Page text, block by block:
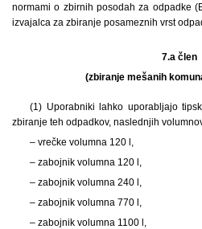
normami o zbirnih posodah za odpadke
izvajalca za zbiranje posameznih vrst
7.a člen
(zbiranje mešanih
(1) Uporabniki lahko uporabljajo
zbiranje teh odpadkov, naslednjih
– vrečke volumna 120 l,
– zabojnik volumna 120 l,
– zabojnik volumna 240 l,
– zabojnik volumna 770 l,
– zabojnik volumna 1100 l,